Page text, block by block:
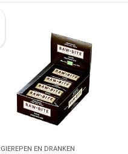
EN DRANKEN